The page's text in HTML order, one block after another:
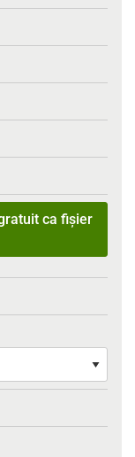
ca fișier